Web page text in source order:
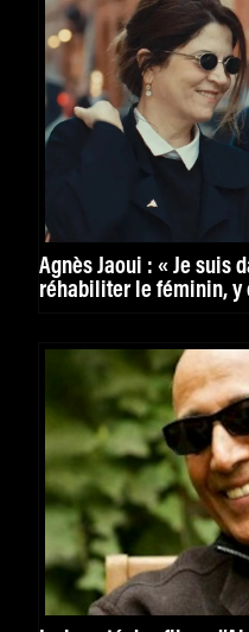
Agnès Jaoui : « Je suis
réhabiliter le féminin, y